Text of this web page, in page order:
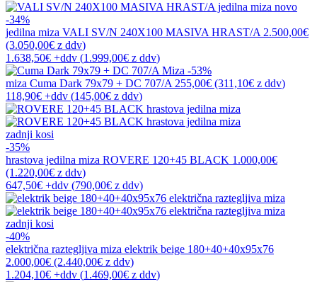
novo
-34%
jedilna miza VALI SV/N 240X100 MASIVA HRAST/A 2.500,00€
(3.050,00€ z ddv)
1.638,50€ +ddv (1.999,00€ z ddv)
-53%
miza Cuma Dark 79x79 + DC 707/A 255,00€ (311,10€ z ddv)
118,90€ +ddv (145,00€ z ddv)
zadnji kosi
-35%
hrastova jedilna miza ROVERE 120+45 BLACK 1.000,00€
(1.220,00€ z ddv)
647,50€ +ddv (790,00€ z ddv)
zadnji kosi
-40%
električna raztegljiva miza elektrik beige 180+40+40x95x76
2.000,00€ (2.440,00€ z ddv)
1.204,10€ +ddv (1.469,00€ z ddv)